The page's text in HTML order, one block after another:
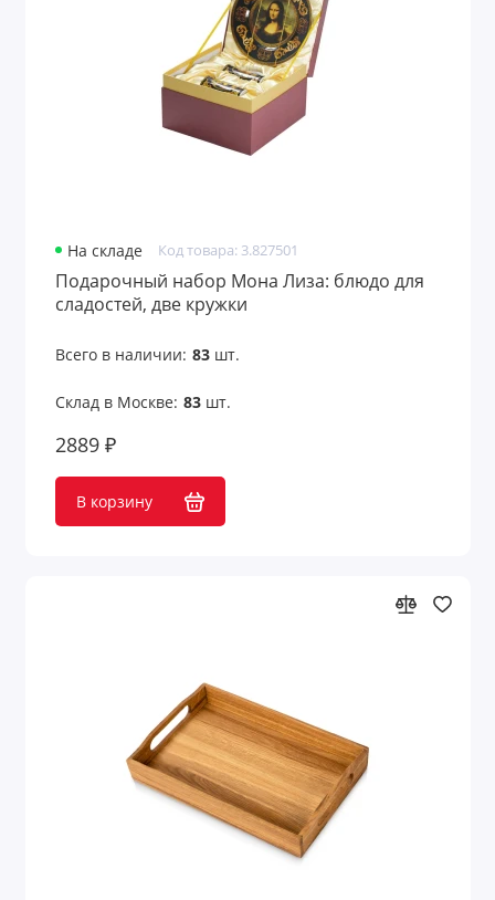
На складе Код товара: 3.827501
Подарочный набор Мона Лиза: блюдо для
сладостей, две кружки
Всего в наличии: 83шт.
Склад в Москве: 83шт.
2889 ₽
В корзину